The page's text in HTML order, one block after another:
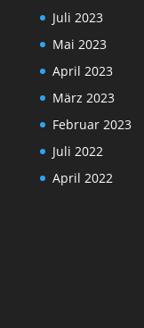
Juli 2023
Mai 2023
April 2023
März 2023
Februar 2023
Juli 2022
April 2022